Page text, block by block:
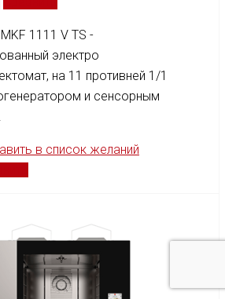
1111 V TS -
электро
на 11 противней 1/1
и сенсорным
в список желаний